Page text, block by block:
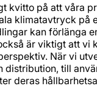
kvitto på att våra
klimatavtryck på
kan förlänga
är viktigt att vi
När vi
till
deras